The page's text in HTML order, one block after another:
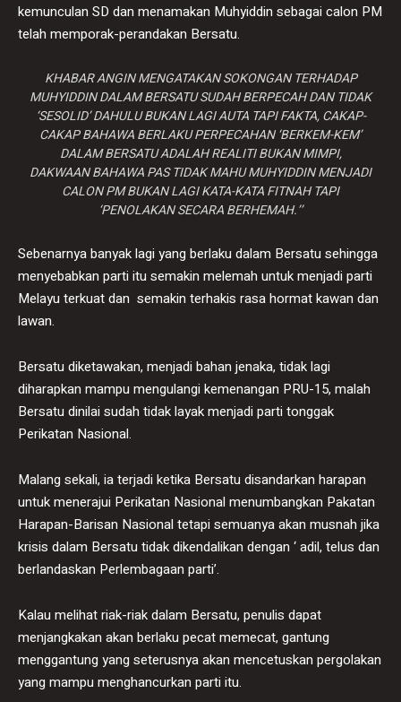
kemunculan SD dan menamakan Muhyiddin sebagai calon PM
telah memporak-perandakan Bersatu.
KHABAR ANGIN MENGATAKAN SOKONGAN TERHADAP
MUHYIDDIN DALAM BERSATU SUDAH BERPECAH DAN TIDAK
‘SESOLID’ DAHULU BUKAN LAGI AUTA TAPI FAKTA, CAKAP-
CAKAP BAHAWA BERLAKU PERPECAHAN ‘BERKEM-KEM’
DALAM BERSATU ADALAH REALITI BUKAN MIMPI,
DAKWAAN BAHAWA PAS TIDAK MAHU MUHYIDDIN MENJADI
CALON PM BUKAN LAGI KATA-KATA FITNAH TAPI
‘PENOLAKAN SECARA BERHEMAH.’’
Sebenarnya banyak lagi yang berlaku dalam Bersatu sehingga
menyebabkan parti itu semakin melemah untuk menjadi parti
Melayu terkuat dan semakin terhakis rasa hormat kawan dan
lawan.
Bersatu diketawakan, menjadi bahan jenaka, tidak lagi
diharapkan mampu mengulangi kemenangan PRU-15, malah
Bersatu dinilai sudah tidak layak menjadi parti tonggak
Perikatan Nasional.
Malang sekali, ia terjadi ketika Bersatu disandarkan harapan
untuk menerajui Perikatan Nasional menumbangkan Pakatan
Harapan-Barisan Nasional tetapi semuanya akan musnah jika
krisis dalam Bersatu tidak dikendalikan dengan ‘ adil, telus dan
berlandaskan Perlembagaan parti’.
Kalau melihat riak-riak dalam Bersatu, penulis dapat
menjangkakan akan berlaku pecat memecat, gantung
menggantung yang seterusnya akan mencetuskan pergolakan
yang mampu menghancurkan parti itu.